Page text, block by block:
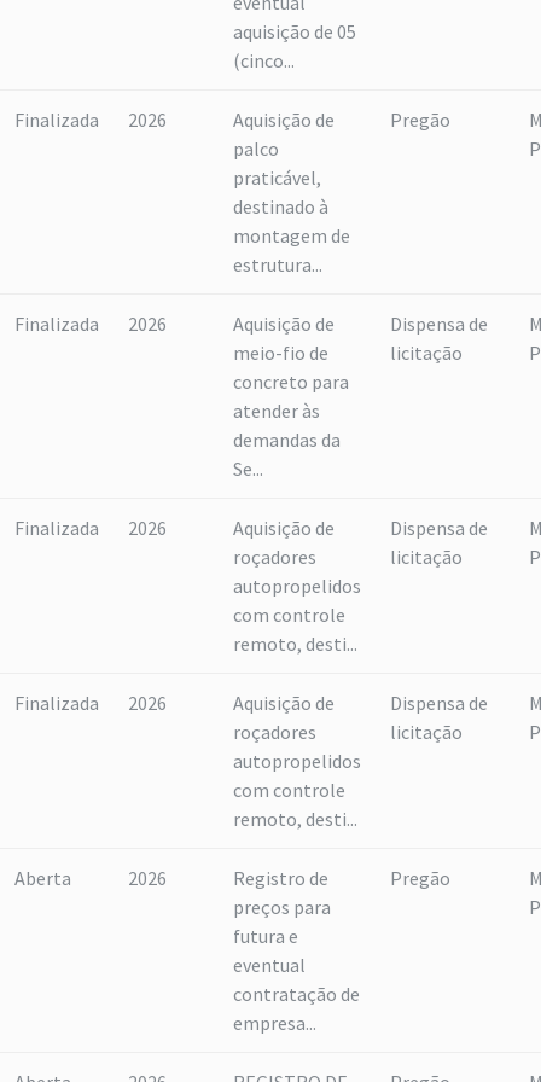
aquisição de 05
(cinco...
Finalizada 2026
Aquisição de
palco
praticável,
destinado à
montagem de
estrutura...
Pregão
Finalizada 2026
Aquisição de
meio-fio de
concreto para
atender às
demandas da
Se...
Dispensa de
licitação
Finalizada 2026
Aquisição de
roçadores
autopropelidos
com controle
remoto, desti...
Dispensa de
licitação
Finalizada 2026
Aquisição de
roçadores
autopropelidos
com controle
remoto, desti...
Dispensa de
licitação
Aberta 2026
Registro de
preços para
futura e
eventual
contratação de
empresa...
Pregão